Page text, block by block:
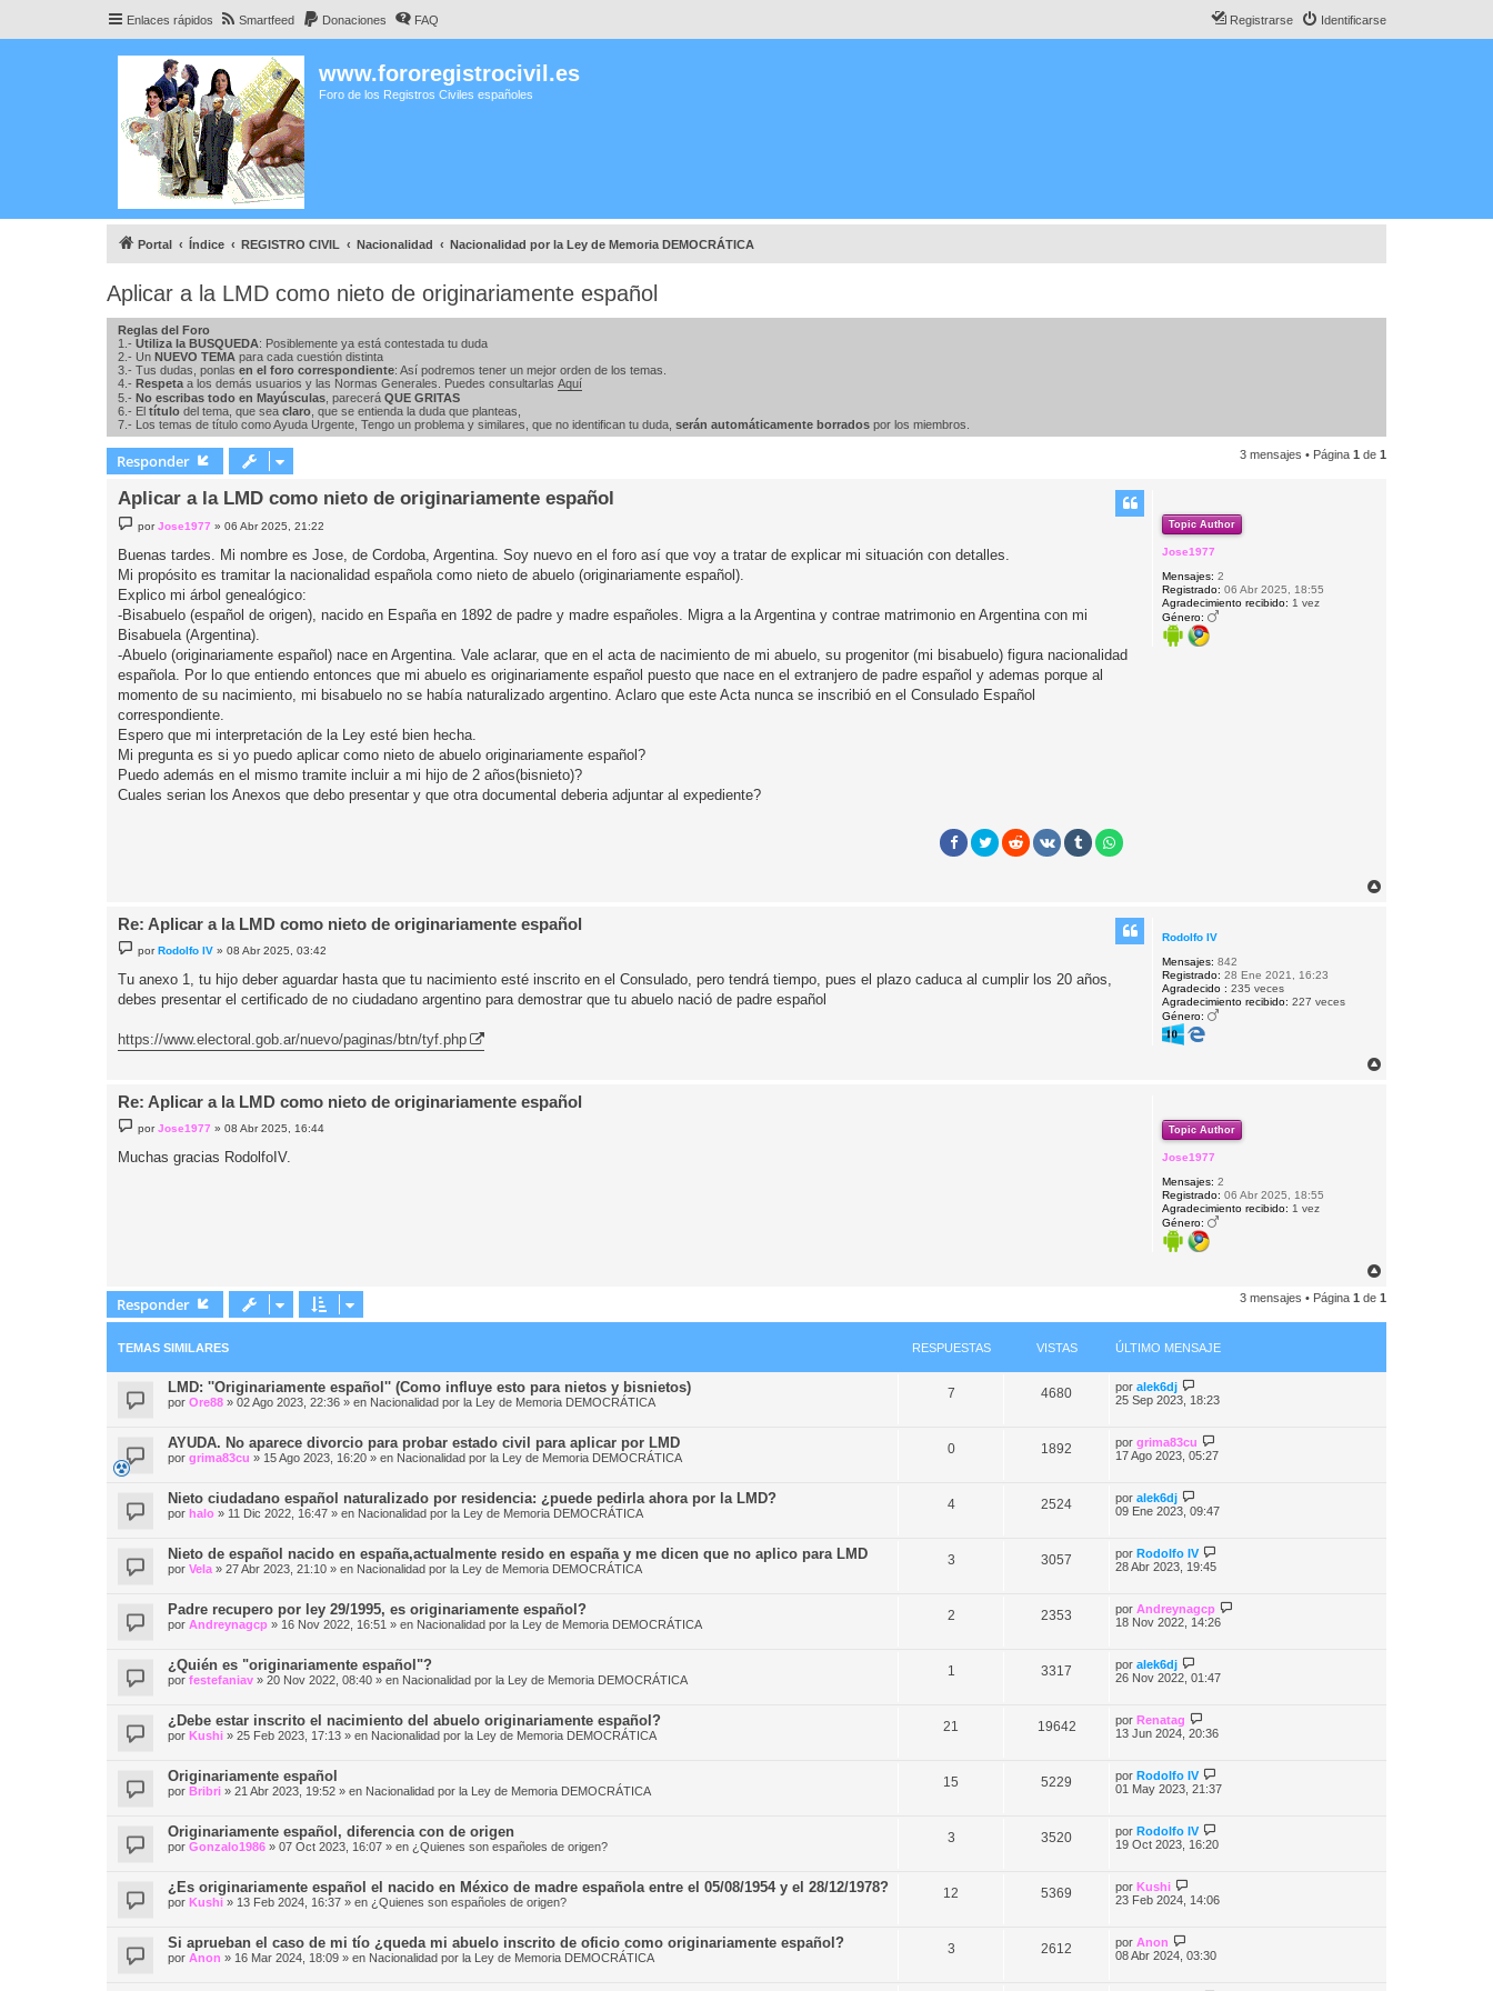
Enlaces rápidos Smartfeed Donaciones FAQ Identificarse
Registrarse
www.fororegistrocivil.es
Foro de los Registros Civiles españoles
Portal Índice REGISTRO CIVIL Nacionalidad Nacionalidad por la Ley de Memoria DEMOCRÁTICA
Aplicar a la LMD como nieto de originariamente español
Reglas del Foro
1.- Utiliza la BUSQUEDA: Posiblemente ya está contestada tu duda
2.- Un NUEVO TEMA para cada cuestión distinta
3.- Tus dudas, ponlas en el foro correspondiente: Así podremos tener un mejor orden de los temas.
4.- Respeta a los demás usuarios y las Normas Generales. Puedes consultarlas Aquí
5.- No escribas todo en Mayúsculas , parecerá QUE GRITAS
6.- El título del tema, que sea claro , que se entienda la duda que planteas,
7.- Los temas de título como Ayuda Urgente, Tengo un problema y similares, que no identifican tu duda, serán automáticamente borrados por los miembros.
Responder 3 mensajes • Página 1 de 1
Topic Author
Jose1977
Mensajes: 2
Registrado: 06 Abr 2025, 18:55
Agradecimiento recibido: 1 vez
Género:
Aplicar a la LMD como nieto de originariamente español
e
s
a
e
porJose1977 »06 Abr 2025, 21:22
Buenas tardes. Mi nombre es Jose, de Cordoba, Argentina. Soy nuevo en el foro así que voy a tratar de explicar mi situación con detalles.
Mi propósito es tramitar la nacionalidad española como nieto de abuelo (originariamente español).
Explico mi árbol genealógico:
-Bisabuelo (español de origen), nacido en España en 1892 de padre y madre españoles. Migra a la Argentina y contrae matrimonio en Argentina con mi
Bisabuela (Argentina).
-Abuelo (originariamente español) nace en Argentina. Vale aclarar, que en el acta de nacimiento de mi abuelo, su progenitor (mi bisabuelo) figura nacionalidad
española. Por lo que entiendo entonces que mi abuelo es originariamente español puesto que nace en el extranjero de padre español y ademas porque al
momento de su nacimiento, mi bisabuelo no se había naturalizado argentino. Aclaro que este Acta nunca se inscribió en el Consulado Español
correspondiente.
Espero que mi interpretación de la Ley esté bien hecha.
Mi pregunta es si yo puedo aplicar como nieto de abuelo originariamente español?
Puedo además en el mismo tramite incluir a mi hijo de 2 años(bisnieto)?
Cuales serian los Anexos que debo presentar y que otra documental deberia adjuntar al expediente?
Rodolfo IV
Mensajes: 842
Registrado: 28 Ene 2021, 16:23
Agradecido : 235 veces
Agradecimiento recibido: 227 veces
Género:
Re: Aplicar a la LMD como nieto de originariamente español
e
s
a
porRodolfo IV »08 Abr 2025, 03:42
Tu anexo 1, tu hijo deber aguardar hasta que tu nacimiento esté inscrito en el Consulado, pero tendrá tiempo, pues el plazo caduca al cumplir los 20 años,
debes presentar el certificado de no ciudadano argentino para demostrar que tu abuelo nació de padre español
https://www.electoral.gob.ar/nuevo/paginas/btn/tyf.php
Topic Author
Jose1977
Mensajes: 2
Registrado: 06 Abr 2025, 18:55
Agradecimiento recibido: 1 vez
Género:
Re: Aplicar a la LMD como nieto de originariamente español
e
s
porJose1977 »08 Abr 2025, 16:44
Muchas gracias RodolfoIV.
r
Responder 3 mensajes • Página 1 de 1
TEMAS SIMILARES RESPUESTAS VISTAS ÚLTIMO MENSAJE
LMD: ''Originariamente español'' (Como influye esto para nietos y bisnietos)
por Ore88 » 02 Ago 2023, 22:36 » en Nacionalidad por la Ley de Memoria DEMOCRÁTICA
7 4680 por alek6dj
25 Sep 2023, 18:23
AYUDA. No aparece divorcio para probar estado civil para aplicar por LMD
por grima83cu » 15 Ago 2023, 16:20 » en Nacionalidad por la Ley de Memoria DEMOCRÁTICA
0 1892 por grima83cu
17 Ago 2023, 05:27
Nieto ciudadano español naturalizado por residencia: ¿puede pedirla ahora por la LMD?
por halo » 11 Dic 2022, 16:47 » en Nacionalidad por la Ley de Memoria DEMOCRÁTICA
4 2524 por alek6dj
09 Ene 2023, 09:47
Nieto de español nacido en españa,actualmente resido en españa y me dicen que no aplico para LMD
por Vela » 27 Abr 2023, 21:10 » en Nacionalidad por la Ley de Memoria DEMOCRÁTICA
3 3057 por Rodolfo IV
28 Abr 2023, 19:45
Padre recupero por ley 29/1995, es originariamente español?
por Andreynagcp » 16 Nov 2022, 16:51 » en Nacionalidad por la Ley de Memoria DEMOCRÁTICA
2 2353 por Andreynagcp
18 Nov 2022, 14:26
¿Quién es "originariamente español"?
por festefaniav » 20 Nov 2022, 08:40 » en Nacionalidad por la Ley de Memoria DEMOCRÁTICA
1 3317 por alek6dj
26 Nov 2022, 01:47
¿Debe estar inscrito el nacimiento del abuelo originariamente español?
por Kushi » 25 Feb 2023, 17:13 » en Nacionalidad por la Ley de Memoria DEMOCRÁTICA
21 19642 por Renatag
13 Jun 2024, 20:36
Originariamente español
por Bribri » 21 Abr 2023, 19:52 » en Nacionalidad por la Ley de Memoria DEMOCRÁTICA
15 5229 por Rodolfo IV
01 May 2023, 21:37
Originariamente español, diferencia con de origen
por Gonzalo1986 » 07 Oct 2023, 16:07 » en ¿Quienes son españoles de origen?
3 3520 por Rodolfo IV
19 Oct 2023, 16:20
¿Es originariamente español el nacido en México de madre española entre el 05/08/1954 y el 28/12/1978?
por Kushi » 13 Feb 2024, 16:37 » en ¿Quienes son españoles de origen?
12 5369 por Kushi
23 Feb 2024, 14:06
Si aprueban el caso de mi tío ¿queda mi abuelo inscrito de oficio como originariamente español?
por Anon » 16 Mar 2024, 18:09 » en Nacionalidad por la Ley de Memoria DEMOCRÁTICA
3 2612 por Anon
08 Abr 2024, 03:30